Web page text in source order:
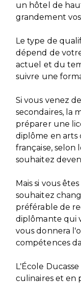
un hôtel de
grandement
Le type de
dépend de
actuel et du
suivre une
Si vous venez
secondaires, la
préparer une
diplôme en arts
française, selon
souhaitez
Mais si vous
souhaitez
préférable de
diplômante qui
vous donnera
compétences
L'École
culinaires et en